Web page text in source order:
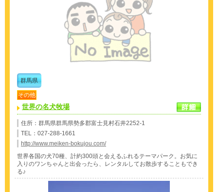
群馬県
その他
世界の名犬牧場
住所：群馬県群馬県勢多郡富士見村石井2252-1
TEL：027-288-1661
http://www.meiken-bokujou.com/
世界各国の犬70種、計約300頭と会えるふれるテーマパーク。お気に
入りのワンちゃんと出会ったら、レンタルしてお散歩することもでき
る♪